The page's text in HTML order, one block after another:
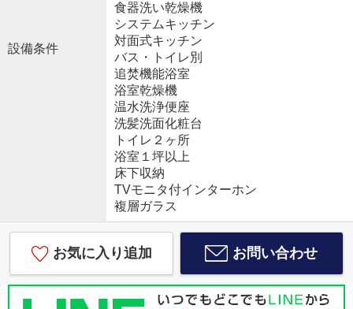
設備条件
食器洗い乾燥機
システムキッチン
対面式キッチン
バス・トイレ別
追焚機能浴室
浴室乾燥機
温水洗浄便座
洗髪洗面化粧台
トイレ２ヶ所
浴室１坪以上
床下収納
TVモニタ付インターホン
複層ガラス
お気に入り追加 お問い合わせ